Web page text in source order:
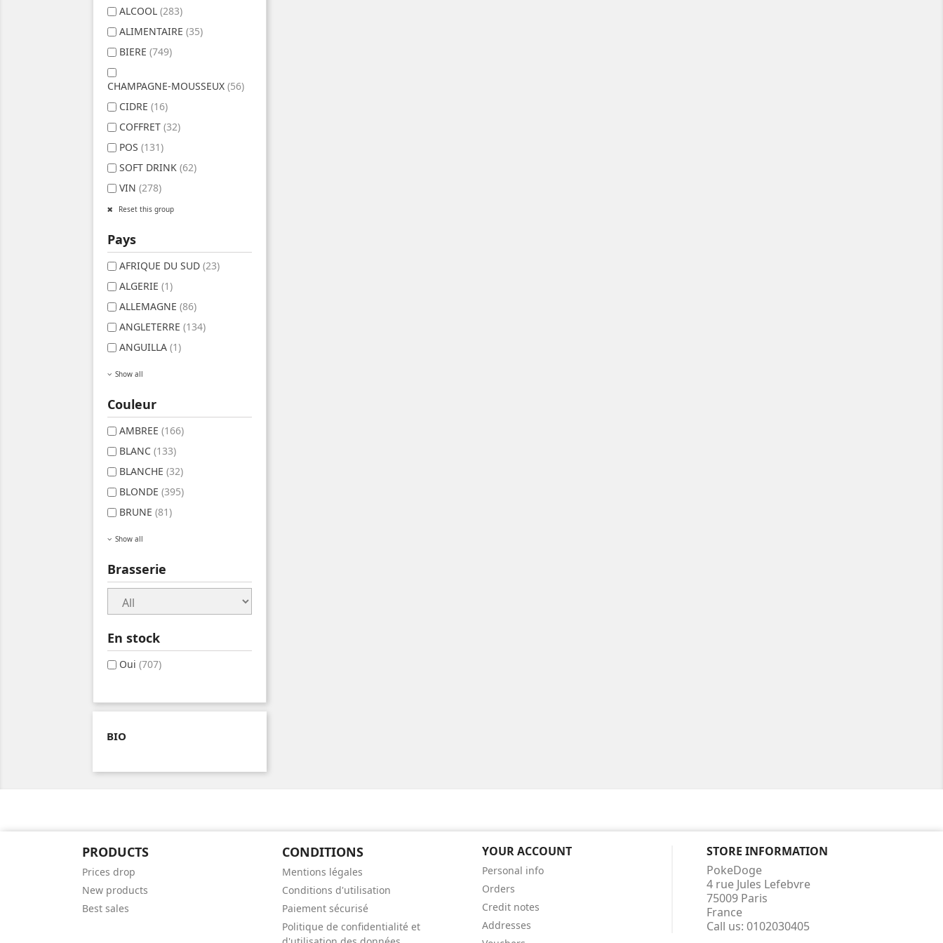
ALCOOL (283)
ALIMENTAIRE (35)
BIERE (749)
CHAMPAGNE-MOUSSEUX (56)
CIDRE (16)
COFFRET (32)
POS (131)
SOFT DRINK (62)
VIN (278)
Reset this group
Pays
AFRIQUE DU SUD (23)
ALGERIE (1)
ALLEMAGNE (86)
ANGLETERRE (134)
ANGUILLA (1)
Show all
Couleur
AMBREE (166)
BLANC (133)
BLANCHE (32)
BLONDE (395)
BRUNE (81)
Show all
Brasserie
En stock
Oui (707)
BIO
PRODUCTS
Prices drop
New products
Best sales
CONDITIONS
Mentions légales
Conditions d'utilisation
Paiement sécurisé
Politique de confidentialité et
YOUR ACCOUNT
Personal info
Orders
Credit notes
Addresses
STORE INFORMATION
PokeDoge
4 rue Jules Lefebvre
75009 Paris
France
Call us: 0102030405